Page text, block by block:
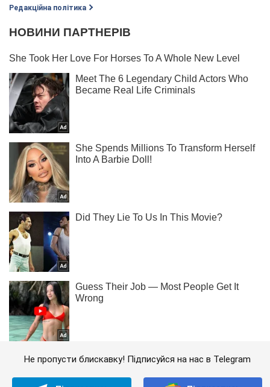
Редакційна політика
Не пропусти блискавку! Підписуйся на нас в Telegram